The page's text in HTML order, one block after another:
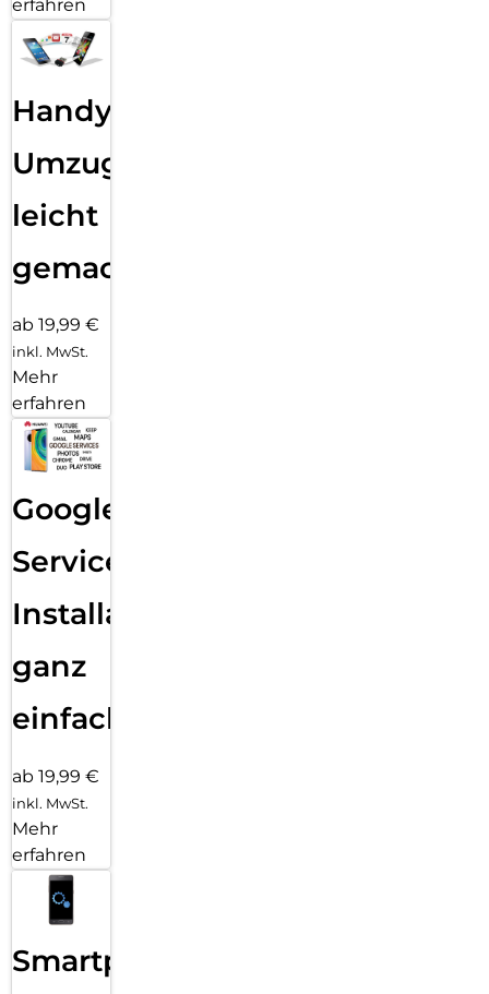
erfahren
Handy
Umzug
leicht
gemacht!
ab 19,99 €
inkl. MwSt.
Mehr
erfahren
Google
Services
Installation
ganz
einfach
ab 19,99 €
inkl. MwSt.
Mehr
erfahren
Smartphone